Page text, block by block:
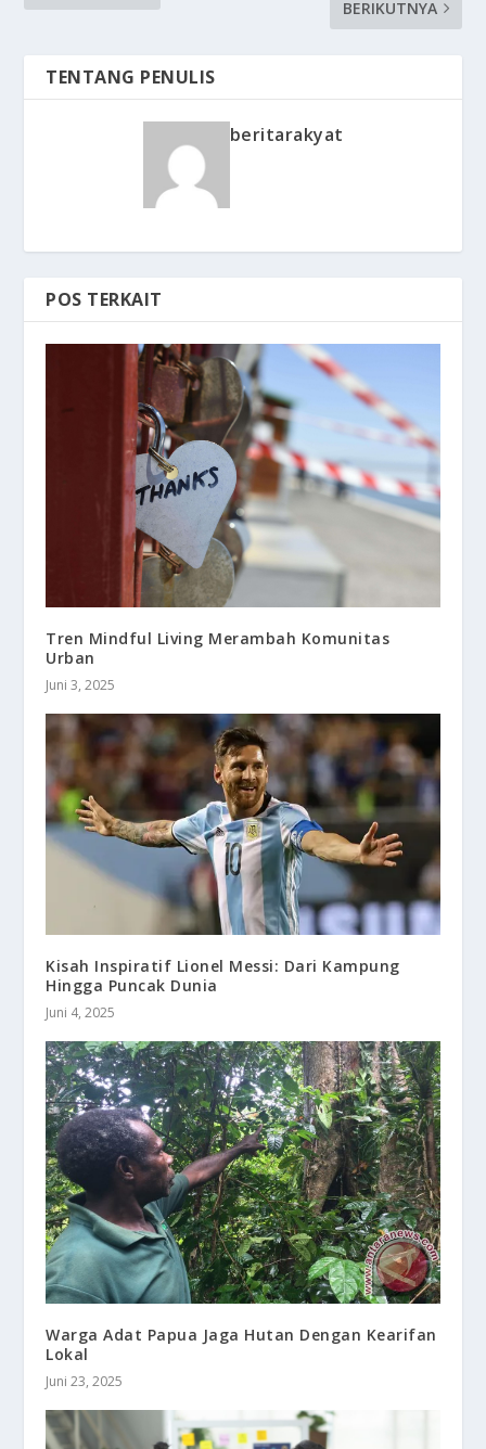
BERIKUTNYA
TENTANG PENULIS
beritarakyat
POS TERKAIT
Tren Mindful Living Merambah Komunitas
Urban
Juni 3, 2025
Kisah Inspiratif Lionel Messi: Dari Kampung
Hingga Puncak Dunia
Juni 4, 2025
Warga Adat Papua Jaga Hutan Dengan Kearifan
Lokal
Juni 23, 2025